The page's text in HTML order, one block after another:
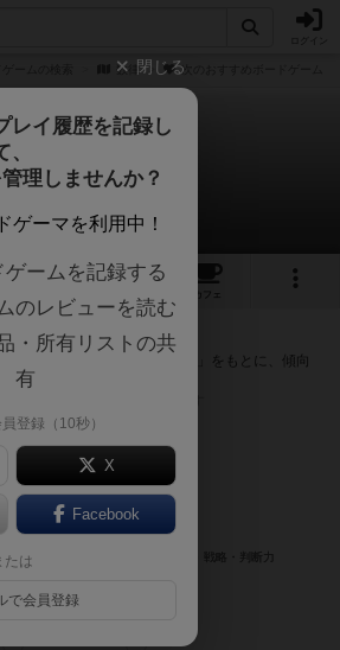
数律 次のおすすめボードゲーム
数律
のおすすめボードゲーム
4
カフェ
のおすすめ
投票された「プレイ感の評価」をもとに、傾向
ング形式で紹介します。
閉じる
レイ履歴を記録し
、
理しませんか？
ゲーマを利用中！
ームを記録する
のレビューを読む
・所有リストの共
有
登録（10秒）
X
Facebook
たは
で会員登録